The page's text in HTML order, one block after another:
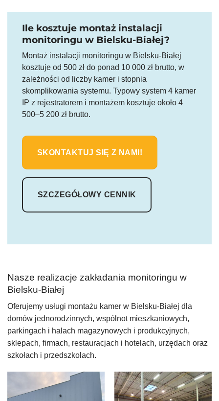
Ile kosztuje montaż instalacji
monitoringu w Bielsku-Białej?
Montaż instalacji monitoringu w Bielsku-Białej
kosztuje od 500 zł do ponad 10 000 zł brutto, w
zależności od liczby kamer i stopnia
skomplikowania systemu. Typowy system 4 kamer
IP z rejestratorem i montażem kosztuje około 4
500–5 200 zł brutto.
SKONTAKTUJ SIĘ Z NAMI!
SZCZEGÓŁOWY CENNIK
Nasze realizacje zakładania monitoringu w
Bielsku-Białej
Oferujemy usługi montażu kamer w Bielsku-Białej dla
domów jednorodzinnych, wspólnot mieszkaniowych,
parkingach i halach magazynowych i produkcyjnych,
sklepach, firmach, restauracjach i hotelach, urzędach oraz
szkołach i przedszkolach.